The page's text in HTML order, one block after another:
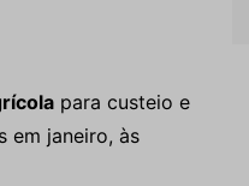
para custeio e
em janeiro, às